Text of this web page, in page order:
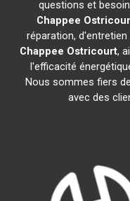
questions et
Chappee
réparation,
Chappee Ostricourt,
l'efficacité
Nous sommes fiers
avec des